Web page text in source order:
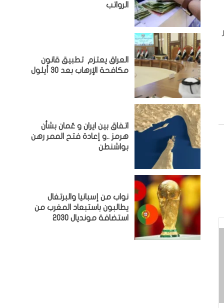
الرواتب
العراق يعتزم تطبيق قانون
مكافحة الإرهاب بعد 30 أيلول
اتفاق بين ايران و عُمان بشأن
هرمز ..و إعادة فتح الممر رهن
بواشنطن
نواب من إسبانيا والبرتغال
يطالبون باستبعاد المغرب من
استضافة مونديال 2030